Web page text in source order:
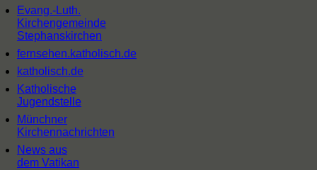
Evang.-Luth.
Kirchengemeinde
Stephanskirchen
fernsehen.katholisch.de
katholisch.de
Katholische
Jugendstelle
Münchner
Kirchennachrichten
News aus
dem Vatikan